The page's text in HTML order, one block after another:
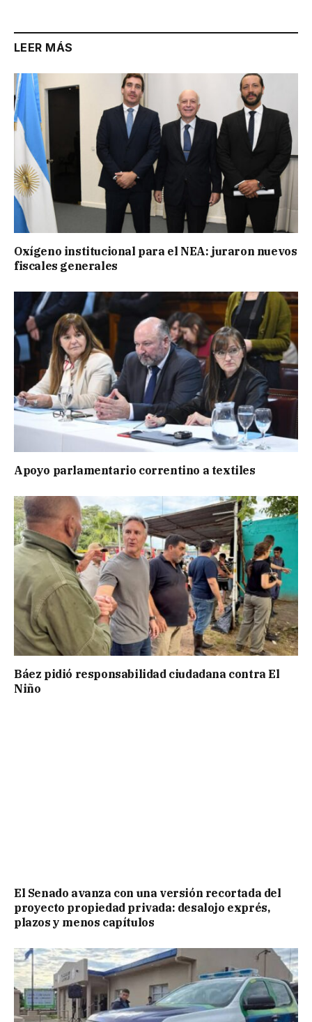
LEER MÁS
Oxígeno institucional para el NEA: juraron nuevos
fiscales generales
Apoyo parlamentario correntino a textiles
Báez pidió responsabilidad ciudadana contra El
Niño
El Senado avanza con una versión recortada del
proyecto propiedad privada: desalojo exprés,
plazos y menos capítulos